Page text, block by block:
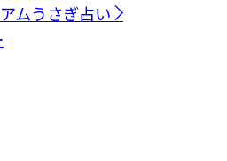
ムうさぎ占い